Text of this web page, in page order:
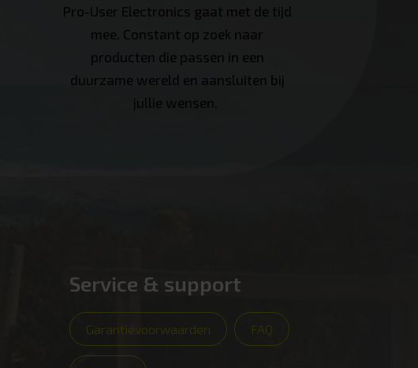
Pro-User Electronics gaat met de tijd
mee. Constant op zoek naar
producten die passen in een
duurzame wereld en aansluiten bij
jullie wensen.
Service & support
Garantievoorwaarden FAQ